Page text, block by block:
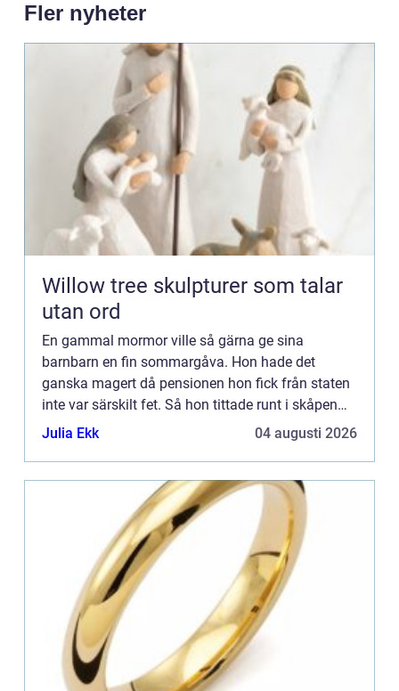
Fler nyheter
Willow tree skulpturer som talar
utan ord
En gammal mormor ville så gärna ge sina
barnbarn en fin sommargåva. Hon hade det
ganska magert då pensionen hon fick från staten
inte var särskilt fet. Så hon tittade runt i skåpen
där hemma och leta...
Julia Ekk 04 augusti 2026